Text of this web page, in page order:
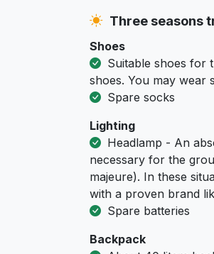
Three seasons
Shoes
Suitable shoes for
shoes. You may wear
Spare socks
Lighting
Headlamp - An
necessary for the
majeure). In these
with a proven brand
Spare batteries
Backpack